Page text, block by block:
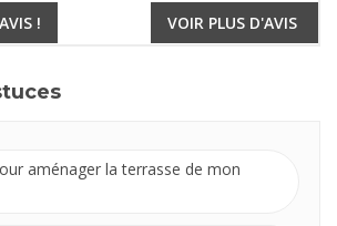
! VOIR PLUS D'AVIS
aménager la terrasse de mon